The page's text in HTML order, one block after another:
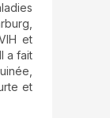
et
a fait
et